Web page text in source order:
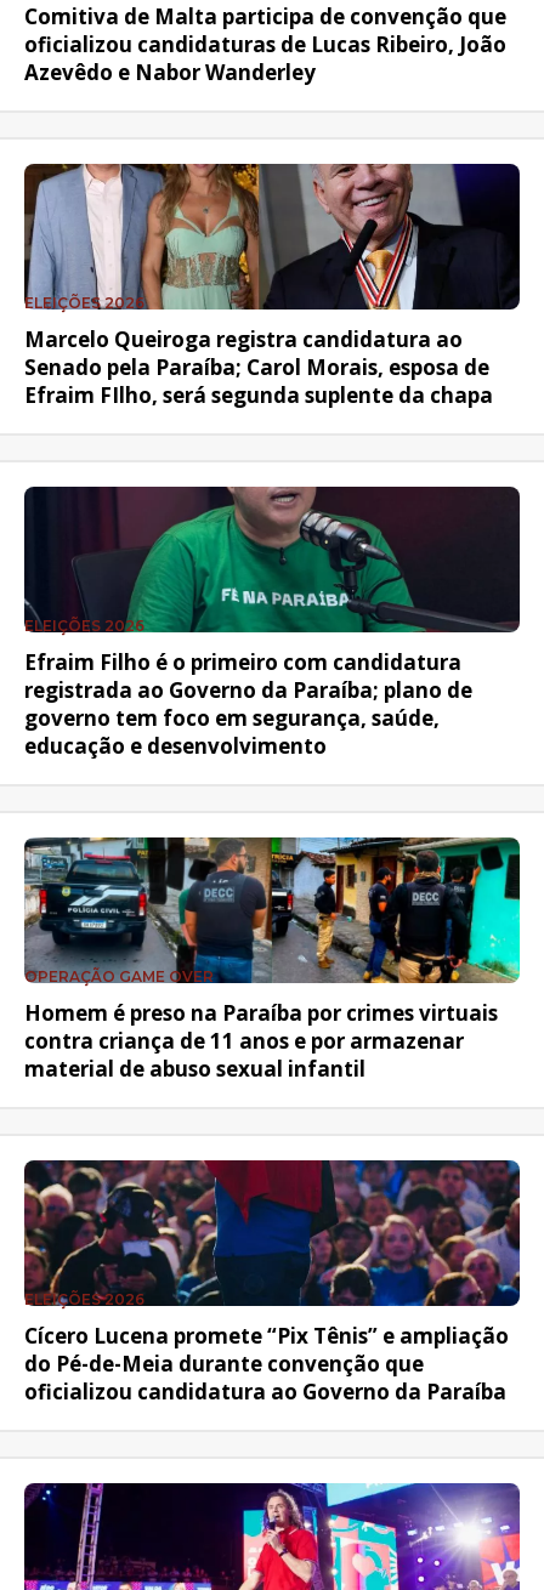
Comitiva de Malta participa de convenção que
oficializou candidaturas de Lucas Ribeiro, João
Azevêdo e Nabor Wanderley
ELEIÇÕES 2026
Marcelo Queiroga registra candidatura ao
Senado pela Paraíba; Carol Morais, esposa de
Efraim FIlho, será segunda suplente da chapa
ELEIÇÕES 2026
Efraim Filho é o primeiro com candidatura
registrada ao Governo da Paraíba; plano de
governo tem foco em segurança, saúde,
educação e desenvolvimento
OPERAÇÃO GAME OVER
Homem é preso na Paraíba por crimes virtuais
contra criança de 11 anos e por armazenar
material de abuso sexual infantil
ELEIÇÕES 2026
Cícero Lucena promete “Pix Tênis” e ampliação
do Pé-de-Meia durante convenção que
oficializou candidatura ao Governo da Paraíba